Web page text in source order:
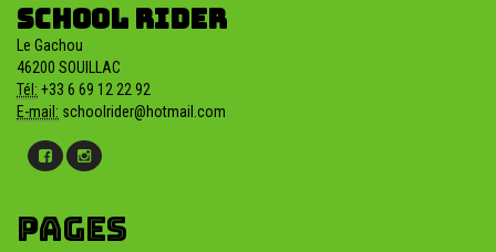
piloter un quad
Piloter un quad : initiation, prise en main et conseils sécurité avec
encadrement pro. Activité accessible et fun.
stage initiation moto
souillac
Stage initiation moto à Souillac : apprendre les bases en toute sécurité,
SCHOOL RIDER
Le Gachou
46200 SOUILLAC
Tél: +33 6 69 12 22 92
E-mail: schoolrider@hotmail.com
PAGES